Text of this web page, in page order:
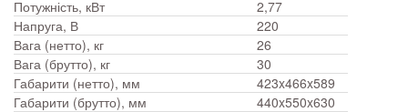
Потужність, кВт
2,77
Напруга, В
220
Вага (нетто), кг
26
Вага (брутто), кг
30
Габарити (нетто), мм
423x466x589
Габарити (брутто), мм
440x550x630